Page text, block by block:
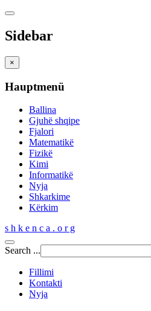
Sidebar
×
Hauptmenü
Ballina
Gjuhë shqipe
Fjalori
Matematikë
Fizikë
Kimi
Informatikë
Nyja
Shkarkime
Kërkim
s h k e n c a . o r g
Search ...
Fillimi
Kontakti
Nyja